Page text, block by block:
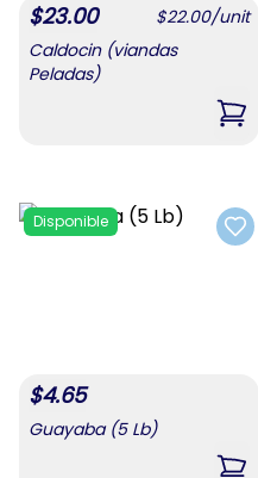
$23.00 $22.00/unit
Caldocin (viandas
Peladas)
,
Disponible
$4.65
Guayaba (5 Lb)